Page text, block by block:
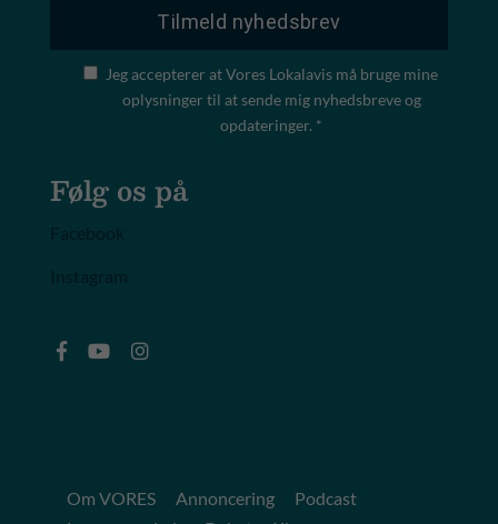
Jeg accepterer at Vores Lokalavis må bruge mine
oplysninger til at sende mig nyhedsbreve og
opdateringer. *
Følg os på
Om VORES Annoncering
Podcast